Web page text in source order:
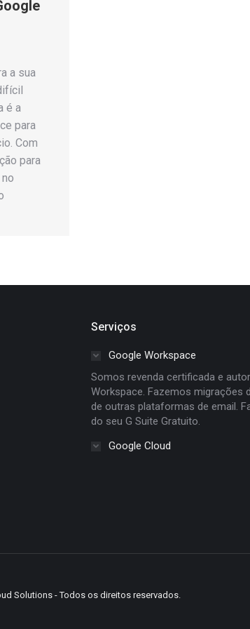
a sua
é a
para
Com
para
Serviços
Google Workspace
Somos revenda certificada e
Workspace. Fazemos migrações
de outras plataformas de email.
do seu G Suite Gratuito.
Google Cloud
Solutions - Todos os direitos reservados.